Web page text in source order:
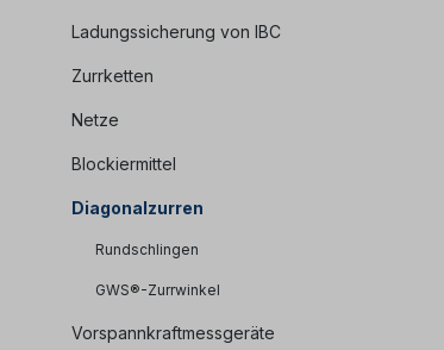
Ladungssicherung von IBC
Zurrketten
Netze
Blockiermittel
Diagonalzurren
Rundschlingen
GWS®-Zurrwinkel
Vorspannkraftmessgeräte